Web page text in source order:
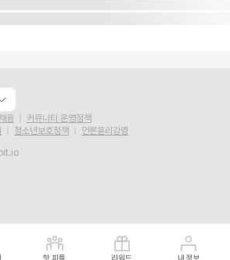
용
커뮤니티 운영정책
청소년보호정책
언론윤리강령
핫 피플 리워드 내 정보